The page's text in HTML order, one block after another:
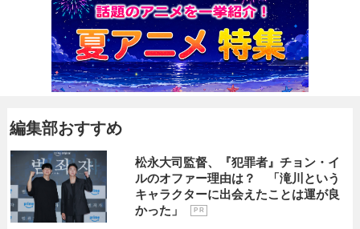
編集部おすすめ
松永大司監督、『犯罪者』チョン・イ
ルのオファー理由は？ 「滝川という
キャラクターに出会えたことは運が良
かった」
P R